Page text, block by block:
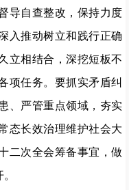
导自查整改，保持力度
入推动树立和践行正确
立相结合，深挖短板不
项任务。要抓实矛盾纠
、严管重点领域，夯实
态长效治理维护社会大
二次全会筹备事宜，做